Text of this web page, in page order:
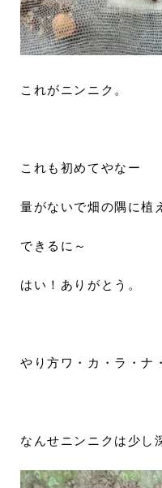
これがニンニク。
これも初めてやなー
量がないで畑の隅に植
できるに～
はい！ありがとう。
やり方ワ・カ・ラ・ナ
なんせニンニクは少し